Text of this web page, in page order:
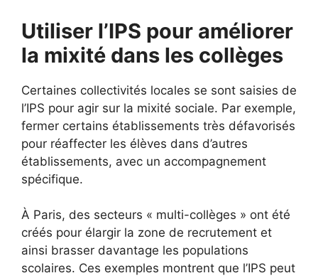
Utiliser l’IPS pour améliorer
la mixité dans les collèges
Certaines collectivités locales se sont saisies de
l’IPS pour agir sur la mixité sociale. Par exemple,
fermer certains établissements très défavorisés
pour réaffecter les élèves dans d’autres
établissements, avec un accompagnement
spécifique.
À Paris, des secteurs « multi-collèges » ont été
créés pour élargir la zone de recrutement et
ainsi brasser davantage les populations
scolaires. Ces exemples montrent que l’IPS peut